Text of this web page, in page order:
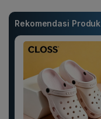
Rekomendasi Produk